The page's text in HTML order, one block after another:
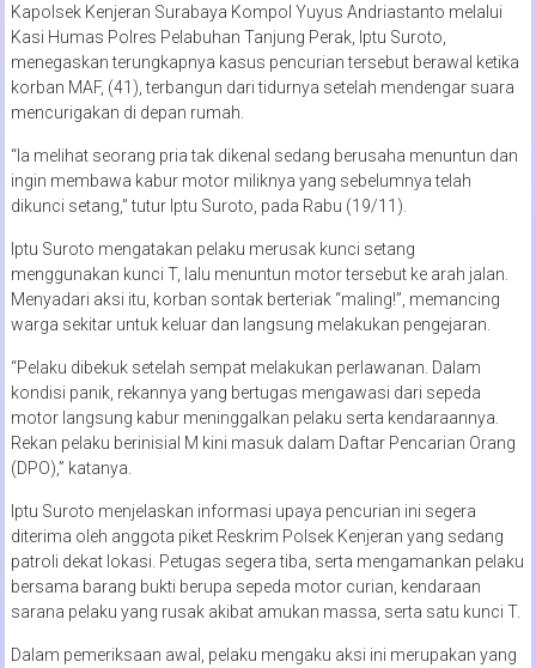
Kapolsek Kenjeran Surabaya Kompol Yuyus Andriastanto melalui
Kasi Humas Polres Pelabuhan Tanjung Perak, Iptu Suroto,
menegaskan terungkapnya kasus pencurian tersebut berawal ketika
korban MAF, (41), terbangun dari tidurnya setelah mendengar suara
mencurigakan di depan rumah.
“Ia melihat seorang pria tak dikenal sedang berusaha menuntun dan
ingin membawa kabur motor miliknya yang sebelumnya telah
dikunci setang,” tutur Iptu Suroto, pada Rabu (19/11).
Iptu Suroto mengatakan pelaku merusak kunci setang
menggunakan kunci T, lalu menuntun motor tersebut ke arah jalan.
Menyadari aksi itu, korban sontak berteriak “maling!”, memancing
warga sekitar untuk keluar dan langsung melakukan pengejaran.
“Pelaku dibekuk setelah sempat melakukan perlawanan. Dalam
kondisi panik, rekannya yang bertugas mengawasi dari sepeda
motor langsung kabur meninggalkan pelaku serta kendaraannya.
Rekan pelaku berinisial M kini masuk dalam Daftar Pencarian Orang
(DPO),” katanya.
Iptu Suroto menjelaskan informasi upaya pencurian ini segera
diterima oleh anggota piket Reskrim Polsek Kenjeran yang sedang
patroli dekat lokasi. Petugas segera tiba, serta mengamankan pelaku
bersama barang bukti berupa sepeda motor curian, kendaraan
sarana pelaku yang rusak akibat amukan massa, serta satu kunci T.
Dalam pemeriksaan awal, pelaku mengaku aksi ini merupakan yang